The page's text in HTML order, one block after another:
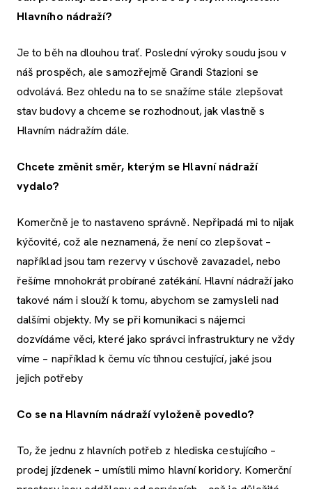
Hlavního nádraží?
Je to běh na dlouhou trať. Poslední výroky soudu jsou v
náš prospěch, ale samozřejmě Grandi Stazioni se
odvolává. Bez ohledu na to se snažíme stále zlepšovat
stav budovy a chceme se rozhodnout, jak vlastně s
Hlavním nádražím dále.
Chcete změnit směr, kterým se Hlavní nádraží
vydalo?
Komerčně je to nastaveno správně. Nepřipadá mi to nijak
kýčovité, což ale neznamená, že není co zlepšovat –
například jsou tam rezervy v úschově zavazadel, nebo
řešíme mnohokrát probírané zatékání. Hlavní nádraží jako
takové nám i slouží k tomu, abychom se zamysleli nad
dalšími objekty. My se při komunikaci s nájemci
dozvídáme věci, které jako správci infrastruktury ne vždy
víme – například k čemu víc tíhnou cestující, jaké jsou
jejich potřeby
Co se na Hlavním nádraží vyloženě povedlo?
To, že jednu z hlavních potřeb z hlediska cestujícího –
prodej jízdenek – umístili mimo hlavní koridory. Komerční